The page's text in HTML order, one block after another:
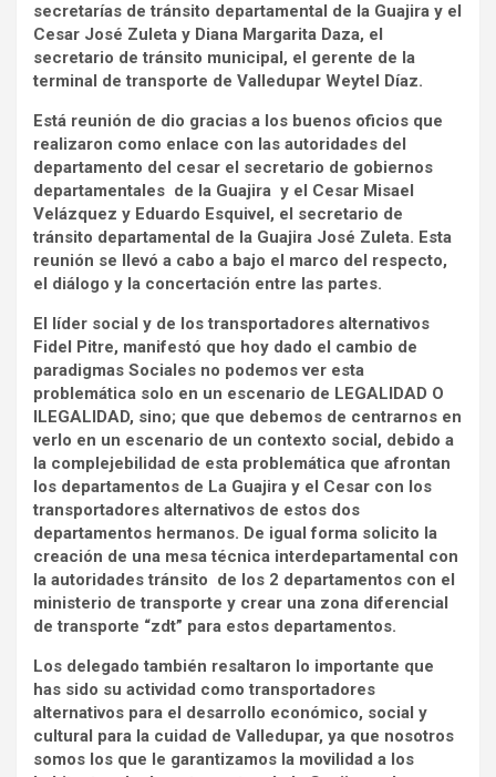
secretarías de tránsito departamental de la Guajira y el
Cesar José Zuleta y Diana Margarita Daza, el
secretario de tránsito municipal, el gerente de la
terminal de transporte de Valledupar Weytel Díaz.
Está reunión de dio gracias a los buenos oficios que
realizaron como enlace con las autoridades del
departamento del cesar el secretario de gobiernos
departamentales de la Guajira y el Cesar Misael
Velázquez y Eduardo Esquivel, el secretario de
tránsito departamental de la Guajira José Zuleta. Esta
reunión se llevó a cabo a bajo el marco del respecto,
el diálogo y la concertación entre las partes.
El líder social y de los transportadores alternativos
Fidel Pitre, manifestó que hoy dado el cambio de
paradigmas Sociales no podemos ver esta
problemática solo en un escenario de LEGALIDAD O
ILEGALIDAD, sino; que que debemos de centrarnos en
verlo en un escenario de un contexto social, debido a
la complejebilidad de esta problemática que afrontan
los departamentos de La Guajira y el Cesar con los
transportadores alternativos de estos dos
departamentos hermanos. De igual forma solicito la
creación de una mesa técnica interdepartamental con
la autoridades tránsito de los 2 departamentos con el
ministerio de transporte y crear una zona diferencial
de transporte “zdt” para estos departamentos.
Los delegado también resaltaron lo importante que
has sido su actividad como transportadores
alternativos para el desarrollo económico, social y
cultural para la cuidad de Valledupar, ya que nosotros
somos los que le garantizamos la movilidad a los